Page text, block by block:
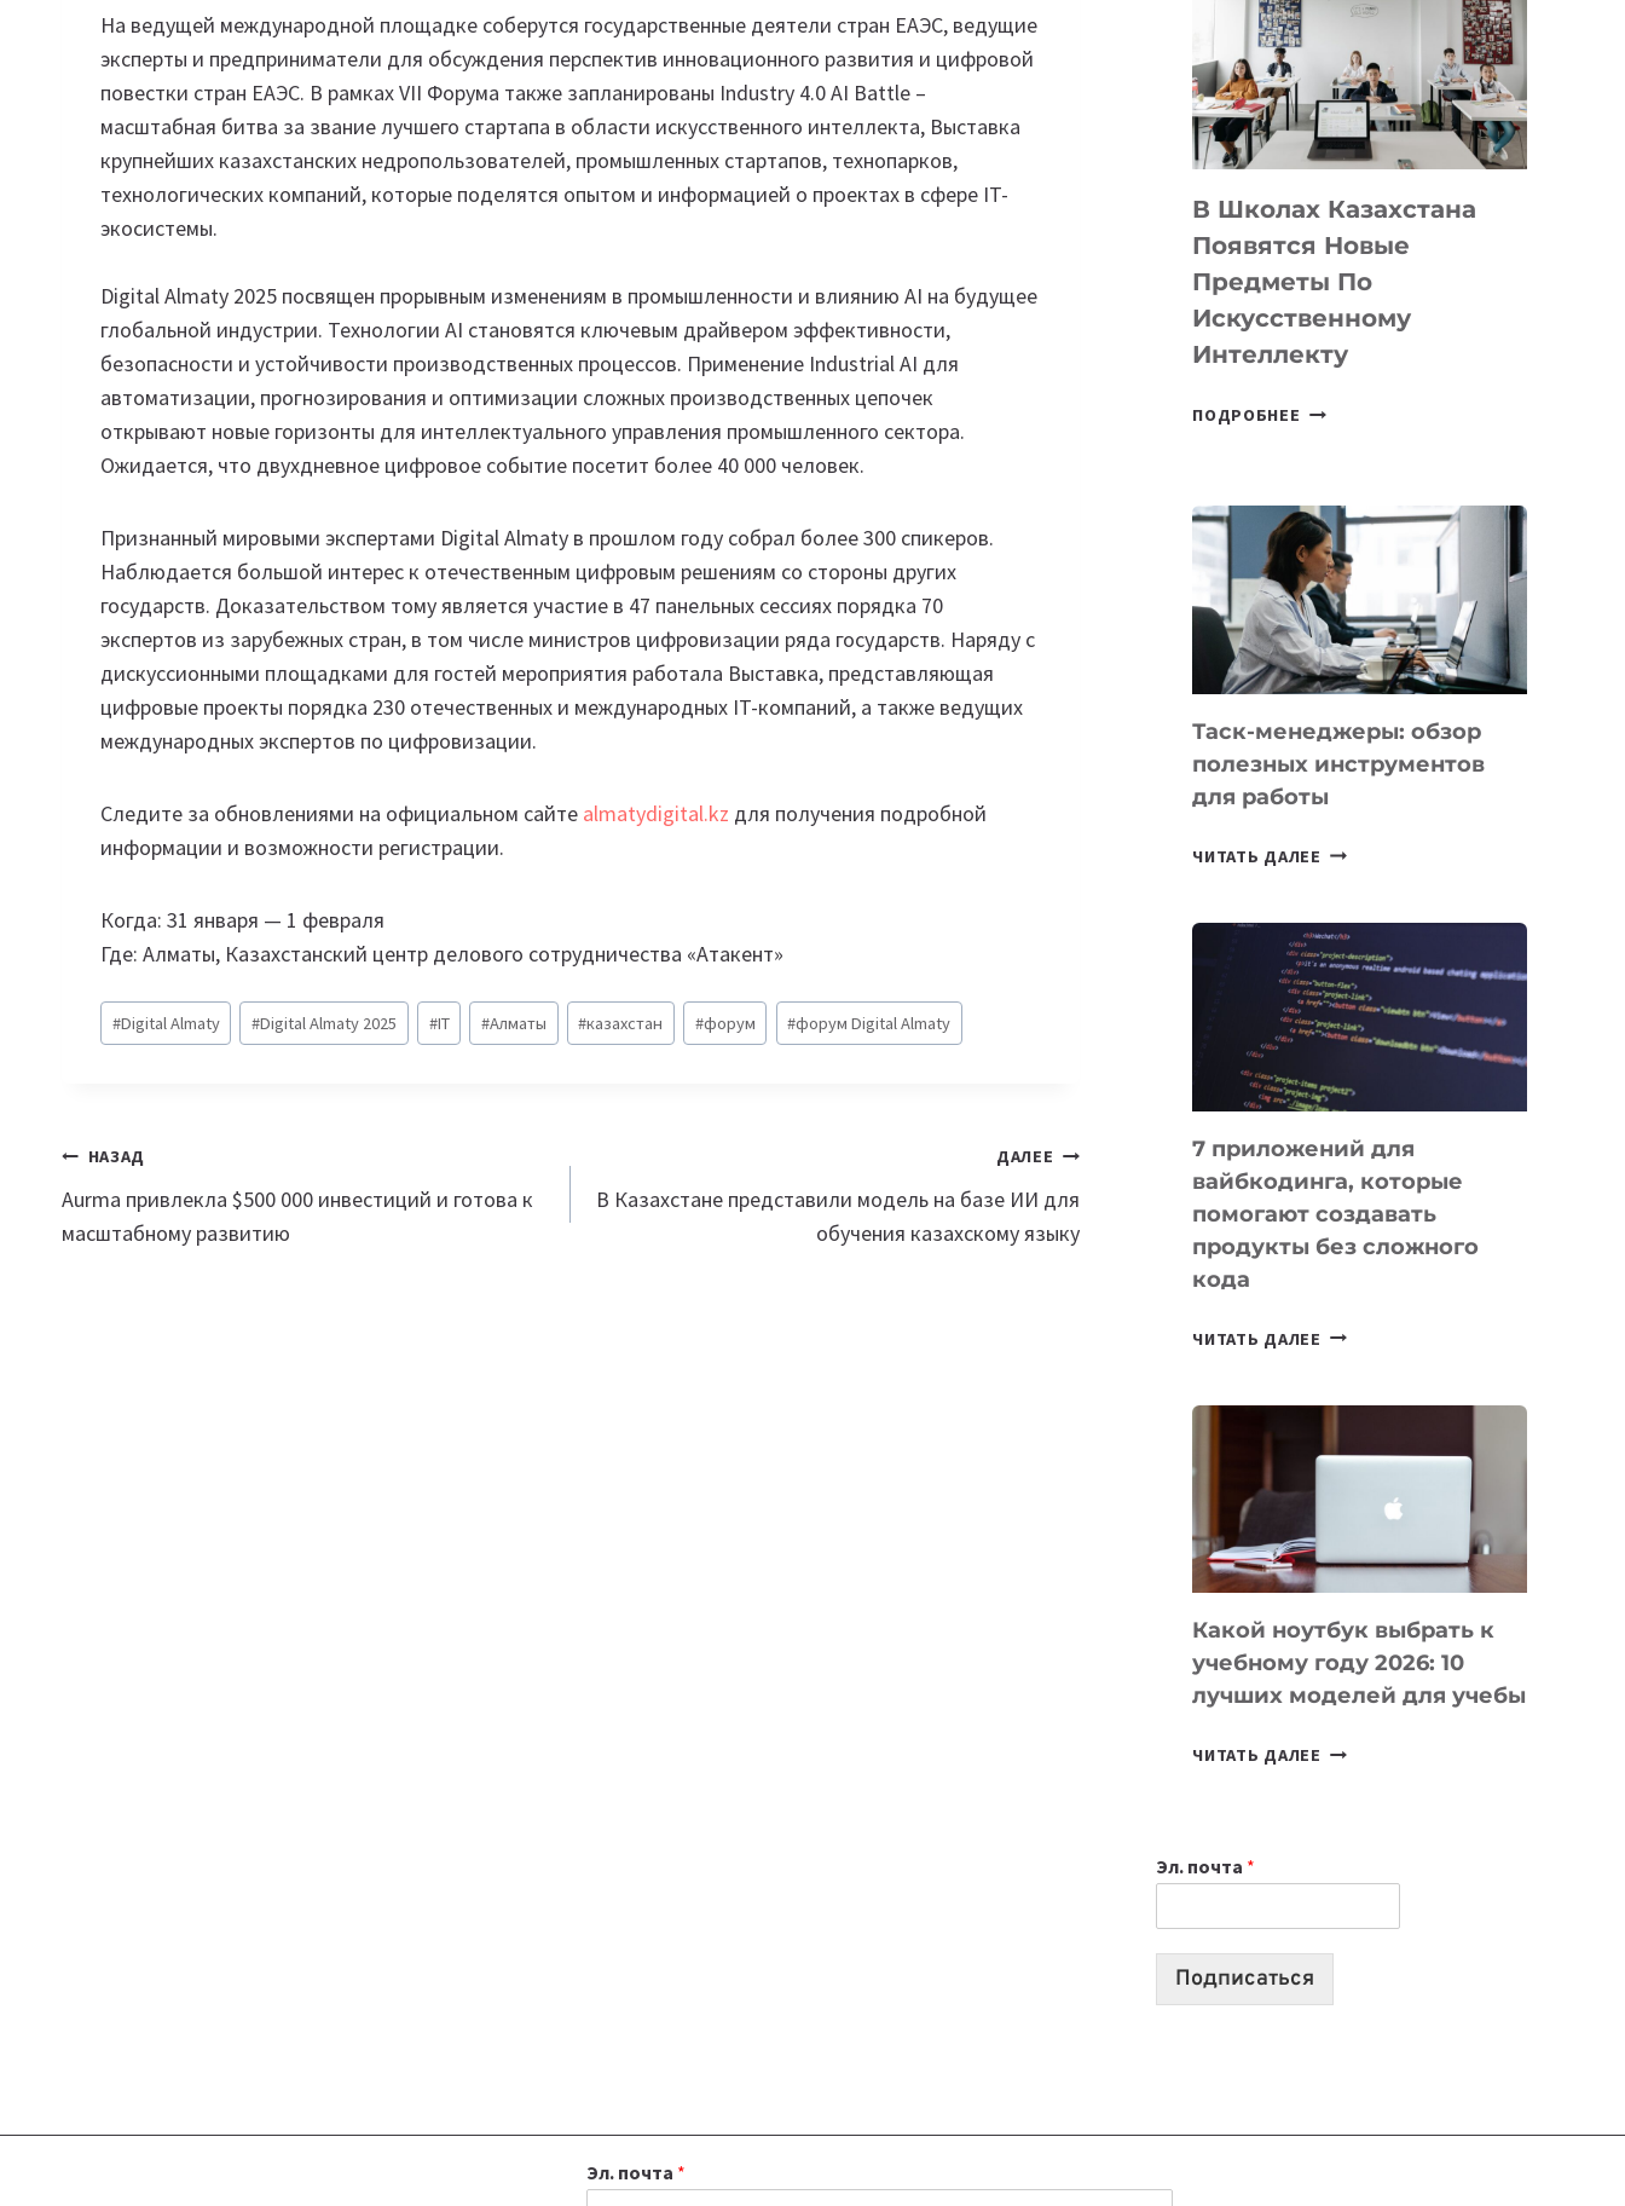
На ведущей международной площадке соберутся государственные деятели стран ЕАЭС, ведущие
эксперты и предприниматели для обсуждения перспектив инновационного развития и цифровой
повестки стран ЕАЭС. В рамках VII Форума также запланированы Industry 4.0 AI Battle –
масштабная битва за звание лучшего стартапа в области искусственного интеллекта, Выставка
крупнейших казахстанских недропользователей, промышленных стартапов, технопарков,
технологических компаний, которые поделятся опытом и информацией о проектах в сфере IT-
экосистемы.
Digital Almaty 2025 посвящен прорывным изменениям в промышленности и влиянию AI на будущее
глобальной индустрии. Технологии AI становятся ключевым драйвером эффективности,
безопасности и устойчивости производственных процессов. Применение Industrial AI для
автоматизации, прогнозирования и оптимизации сложных производственных цепочек
открывают новые горизонты для интеллектуального управления промышленного сектора.
Ожидается, что двухдневное цифровое событие посетит более 40 000 человек.
Признанный мировыми экспертами Digital Almaty в прошлом году собрал более 300 спикеров.
Наблюдается большой интерес к отечественным цифровым решениям со стороны других
государств. Доказательством тому является участие в 47 панельных сессиях порядка 70
экспертов из зарубежных стран, в том числе министров цифровизации ряда государств. Наряду с
дискуссионными площадками для гостей мероприятия работала Выставка, представляющая
цифровые проекты порядка 230 отечественных и международных IT-компаний, а также ведущих
международных экспертов по цифровизации.
Следите за обновлениями на официальном сайте almatydigital.kz для получения подробной
информации и возможности регистрации.
Когда: 31 января — 1 февраля
Где: Алматы, Казахстанский центр делового сотрудничества «Атакент»
Метки
записи:
#Digital Almaty #Digital Almaty 2025 #IT #Алматы #казахстан #форум #форум Digital Almaty
Навигация
по
НАЗАД
Aurma привлекла $500 000 инвестиций и готова к
масштабному развитию
ДАЛЕЕ
В Казахстане представили модель на базе ИИ для
обучения казахскому языку
VELOCITY
MOST
—
МЕЖДУНАРОДНУЮ
ДЛЯ
ТЕХНОЛОГИЧЕСКИХ
СТАРТАПОВ
В Школах Казахстана
Появятся Новые
Предметы По
Искусственному
Интеллекту
ПОДРОБНЕЕ
НОВЫЕ
ПРЕДМЕТЫ
ПО
ИСКУССТВЕННОМУ
ИНТЕЛЛЕКТУ
Таск-менеджеры: обзор
полезных инструментов
для работы
ЧИТАТЬ ДАЛЕЕ ТАСК-
ПОЛЕЗНЫХ
ИНСТРУМЕНТОВ
ДЛЯ
РАБОТЫ
7 приложений для
вайбкодинга, которые
помогают создавать
продукты без сложного
кода
ЧИТАТЬ ДАЛЕЕ
КОТОРЫЕ
СОЗДАВАТЬ
БЕЗ
КОДА
Какой ноутбук выбрать к
учебному году 2026: 10
лучших моделей для учебы
ЧИТАТЬ ДАЛЕЕ КАКОЙ
2026:
10
Эл. почта *
Подписаться
Эл. почта *